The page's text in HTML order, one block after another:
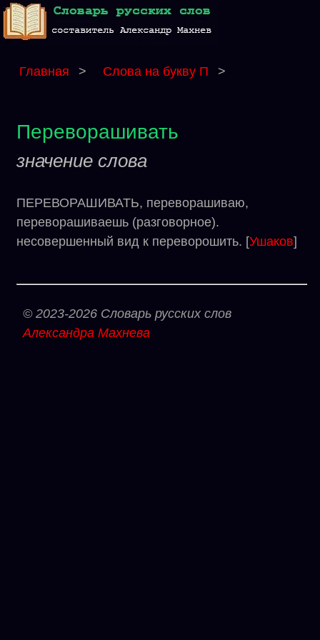
Главная > Слова на букву П >
Переворашивать
значение слова
ПЕРЕВОРАШИВАТЬ, переворашиваю,
переворашиваешь (разговорное).
несовершенный вид к переворошить. [Ушаков]
© 2023-2026 Словарь русских слов
Александра Махнева